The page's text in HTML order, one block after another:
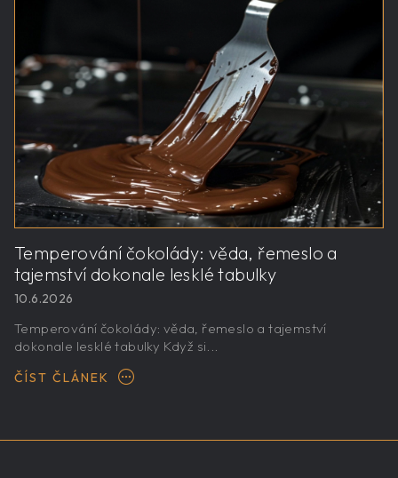
Temperování čokolády: věda, řemeslo a
tajemství dokonale lesklé tabulky
10.6.2026
Temperování čokolády: věda, řemeslo a tajemství
dokonale lesklé tabulky Když si...
ČÍST ČLÁNEK